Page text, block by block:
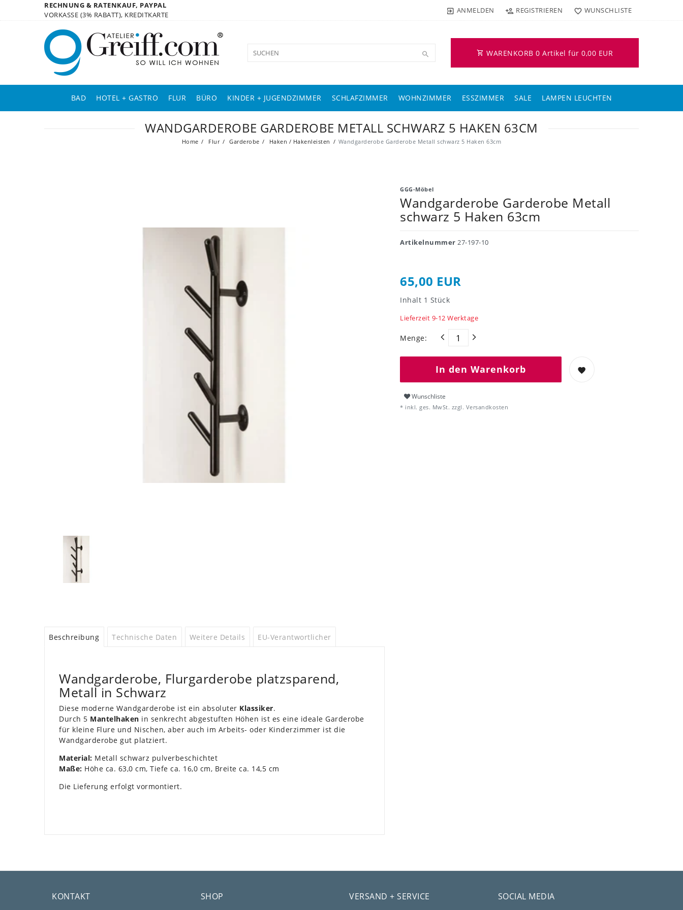
RECHNUNG & RATENKAUF, PAYPAL
VORKASSE (3% RABATT), KREDITKARTE
ANMELDEN REGISTRIEREN WUNSCHLISTE
WARENKORB 0 Artikel für 0,00 EUR
BAD HOTEL + GASTRO FLUR BÜRO KINDER + JUGENDZIMMER SCHLAFZIMMER WOHNZIMMER ESSZIMMER SALE LAMPEN LEUCHTEN
WANDGARDEROBE GARDEROBE METALL SCHWARZ 5 HAKEN 63CM
Home Flur Garderobe Haken / Hakenleisten Wandgarderobe Garderobe Metall schwarz 5 Haken 63cm
GGG-Möbel
Wandgarderobe Garderobe Metall
schwarz 5 Haken 63cm
Artikelnummer 27-197-10
65,00 EUR
Inhalt 1 Stück
Lieferzeit 9-12 Werktage
Menge:
In den Warenkorb
Wunschliste
* inkl. ges. MwSt. zzgl. Versandkosten
Beschreibung Technische Daten Weitere Details EU-Verantwortlicher
Wandgarderobe, Flurgarderobe platzsparend,
Metall in Schwarz
Diese moderne Wandgarderobe ist ein absoluter Klassiker.
Durch 5 Mantelhaken in senkrecht abgestuften Höhen ist es eine ideale Garderobe
für kleine Flure und Nischen, aber auch im Arbeits- oder Kinderzimmer ist die
Wandgarderobe gut platziert.
Material: Metall schwarz pulverbeschichtet
Maße: Höhe ca. 63,0 cm, Tiefe ca. 16,0 cm, Breite ca. 14,5 cm
Die Lieferung erfolgt vormontiert.
KONTAKT SHOP VERSAND + SERVICE SOCIAL MEDIA